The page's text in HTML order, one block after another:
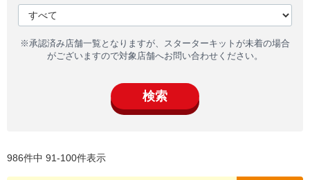
※承認済み店舗一覧となりますが、スターターキットが未着の場合
がございますので対象店舗へお問い合わせください。
検索
986件中 91-100件表示